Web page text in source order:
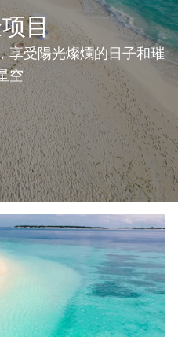
目
享受陽光燦爛的日子和璀
空